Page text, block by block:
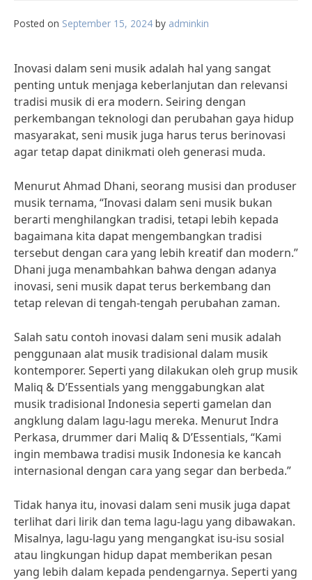
Posted on September 15, 2024 by adminkin
Inovasi dalam seni musik adalah hal yang sangat
penting untuk menjaga keberlanjutan dan relevansi
tradisi musik di era modern. Seiring dengan
perkembangan teknologi dan perubahan gaya hidup
masyarakat, seni musik juga harus terus berinovasi
agar tetap dapat dinikmati oleh generasi muda.
Menurut Ahmad Dhani, seorang musisi dan produser
musik ternama, “Inovasi dalam seni musik bukan
berarti menghilangkan tradisi, tetapi lebih kepada
bagaimana kita dapat mengembangkan tradisi
tersebut dengan cara yang lebih kreatif dan modern.”
Dhani juga menambahkan bahwa dengan adanya
inovasi, seni musik dapat terus berkembang dan
tetap relevan di tengah-tengah perubahan zaman.
Salah satu contoh inovasi dalam seni musik adalah
penggunaan alat musik tradisional dalam musik
kontemporer. Seperti yang dilakukan oleh grup musik
Maliq & D’Essentials yang menggabungkan alat
musik tradisional Indonesia seperti gamelan dan
angklung dalam lagu-lagu mereka. Menurut Indra
Perkasa, drummer dari Maliq & D’Essentials, “Kami
ingin membawa tradisi musik Indonesia ke kancah
internasional dengan cara yang segar dan berbeda.”
Tidak hanya itu, inovasi dalam seni musik juga dapat
terlihat dari lirik dan tema lagu-lagu yang dibawakan.
Misalnya, lagu-lagu yang mengangkat isu-isu sosial
atau lingkungan hidup dapat memberikan pesan
yang lebih dalam kepada pendengarnya. Seperti yang